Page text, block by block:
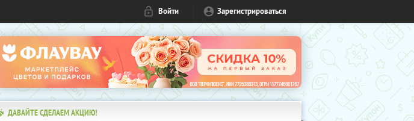
Войти Зарегистрироваться
ДАВАЙТЕ СДЕЛАЕМ АКЦИЮ!